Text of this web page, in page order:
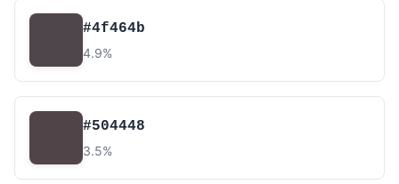
#4f464b
4.9%
#504448
3.5%